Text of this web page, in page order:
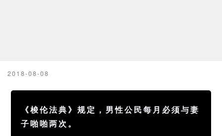
2018-08-08
《梭伦法典》规定，男性公民每月必须与妻
子啪啪两次。